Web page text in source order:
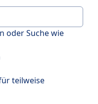
oder Suche wie
teilweise